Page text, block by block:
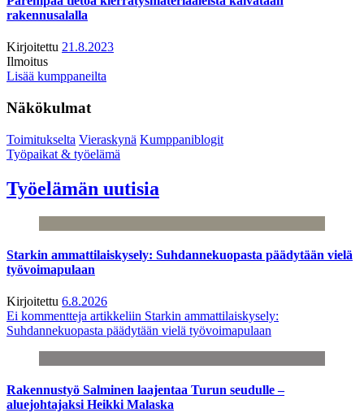
rakennusalalla
Kirjoitettu 21.8.2023
Ilmoitus
Lisää kumppaneilta
Näkökulmat
Toimitukselta Vieraskynä Kumppaniblogit
Työpaikat & työelämä
Työelämän uutisia
Starkin ammattilaiskysely: Suhdannekuopasta päädytään vielä
työvoimapulaan
Kirjoitettu 6.8.2026
Ei kommentteja artikkeliin Starkin ammattilaiskysely:
Suhdannekuopasta päädytään vielä työvoimapulaan
Rakennustyö Salminen laajentaa Turun seudulle –
aluejohtajaksi Heikki Malaska